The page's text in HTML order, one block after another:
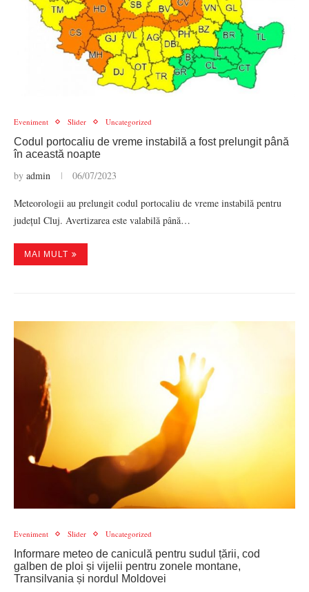
Eveniment Slider Uncategorized
Codul portocaliu de vreme instabilă a fost prelungit până
în această noapte
by admin 06/07/2023
Meteorologii au prelungit codul portocaliu de vreme instabilă pentru
județul Cluj. Avertizarea este valabilă până…
MAI MULT
Eveniment Slider Uncategorized
Informare meteo de caniculă pentru sudul țării, cod
galben de ploi și vijelii pentru zonele montane,
Transilvania și nordul Moldovei